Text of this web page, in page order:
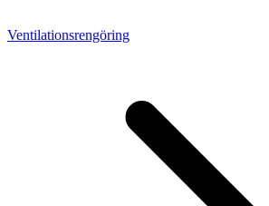
Ventilationsrengöring